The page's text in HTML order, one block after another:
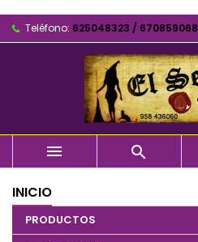
Teléfono: 625048323 / 670859068
 
INICIO
PRODUCTOS